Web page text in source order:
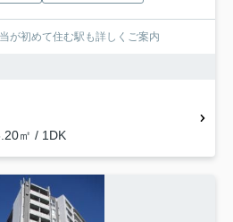
が初めて住む駅も詳しくご案内
㎡ / 1DK